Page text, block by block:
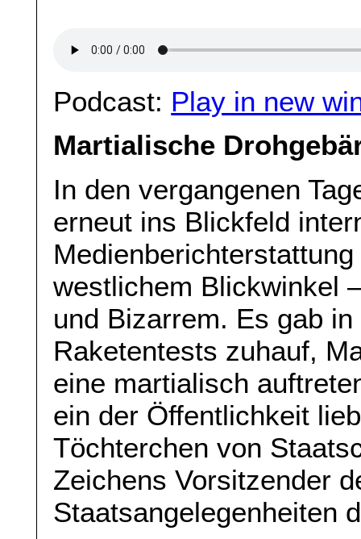
Podcast: Play in new
Martialische
In den vergangenen
erneut ins Blickfeld
westlichem Blickwinkel
und Bizarrem. Es gab
Raketentests zuhauf,
eine martialisch
ein der Öffentlichkeit
Töchterchen von
Zeichens Vorsitzender
Staatsangelegenheiten